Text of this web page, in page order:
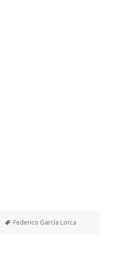
Etiquetas
Federico García Lorca